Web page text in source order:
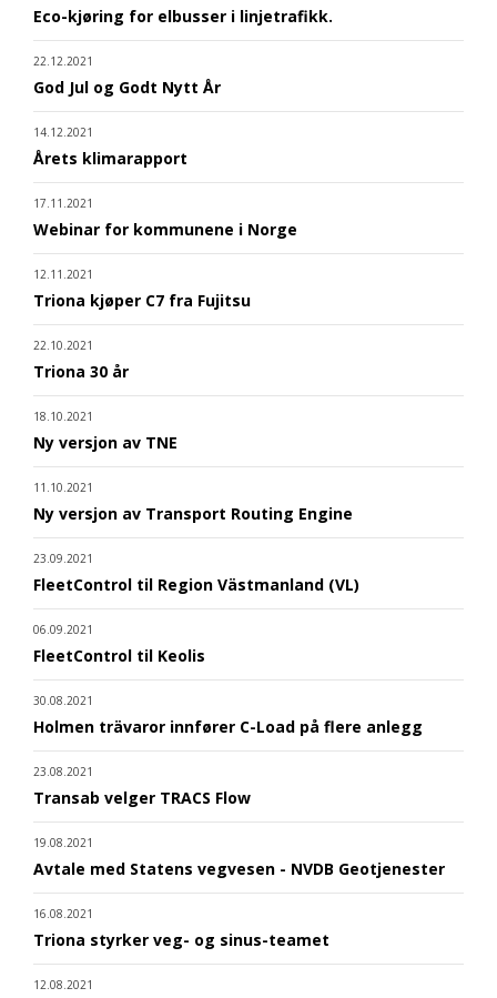
Eco-kjøring for elbusser i linjetrafikk.
22.12.2021
God Jul og Godt Nytt År
14.12.2021
Årets klimarapport
17.11.2021
Webinar for kommunene i Norge
12.11.2021
Triona kjøper C7 fra Fujitsu
22.10.2021
Triona 30 år
18.10.2021
Ny versjon av TNE
11.10.2021
Ny versjon av Transport Routing Engine
23.09.2021
FleetControl til Region Västmanland (VL)
06.09.2021
FleetControl til Keolis
30.08.2021
Holmen trävaror innfører C-Load på flere anlegg
23.08.2021
Transab velger TRACS Flow
19.08.2021
Avtale med Statens vegvesen - NVDB Geotjenester
16.08.2021
Triona styrker veg- og sinus-teamet
12.08.2021